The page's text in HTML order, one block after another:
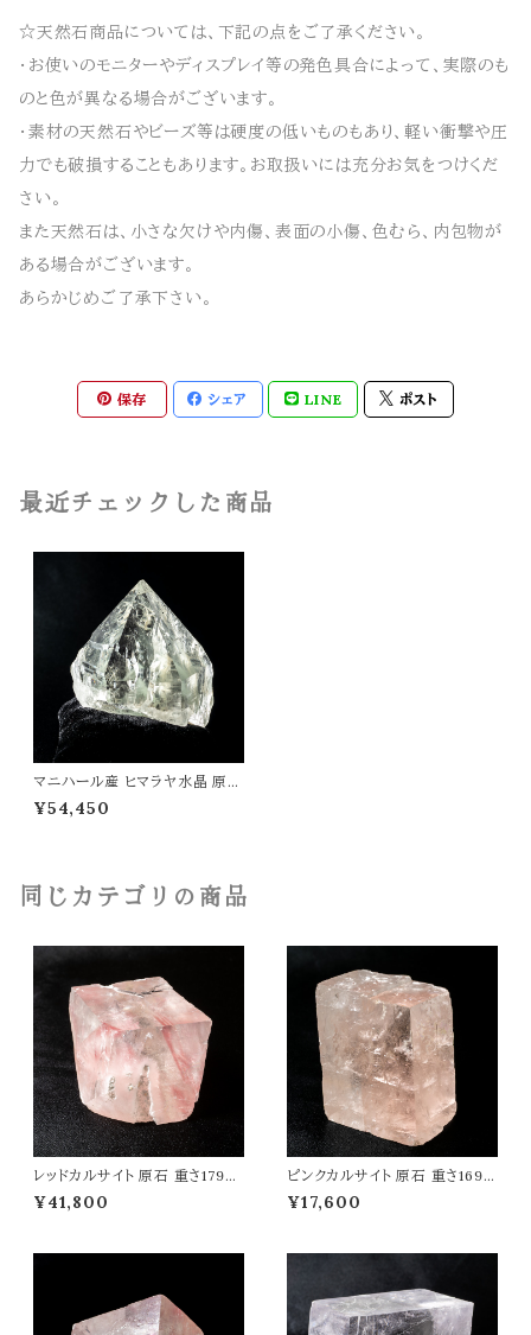
☆天然石商品については、下記の点をご了承ください。
・お使いのモニターやディスプレイ等の発色具合によって、実際のも
のと色が異なる場合がございます。
・素材の天然石やビーズ等は硬度の低いものもあり、軽い衝撃や圧
力でも破損することもあります。お取扱いには充分お気をつけくだ
さい。
また天然石は、小さな欠けや内傷、表面の小傷、色むら、内包物が
ある場合がございます。
あらかじめご了承下さい。
保存 シェア LINE ポスト
最近チェックした商品
マニハール産 ヒマラヤ水晶 原石
ファントム入 高さ71mm 天然石
パワーストーン t0179
¥54,450
同じカテゴリの商品
レッドカルサイト 原石 重さ179g
天然石 パワーストーン t0586
¥41,800
ピンクカルサイト 原石 重さ169g
天然石 パワーストーン t0585
¥17,600